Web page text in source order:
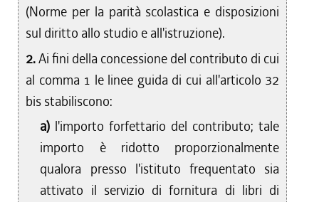
(Norme per la parità scolastica e disposizioni
sul diritto allo studio e all'istruzione).
2.Ai fini della concessione del contributo di cui
al comma 1 le linee guida di cui all'articolo 32
bis stabiliscono:
a) l'importo forfettario del contributo; tale
importo è ridotto proporzionalmente
qualora presso l'istituto frequentato sia
attivato il servizio di fornitura di libri di